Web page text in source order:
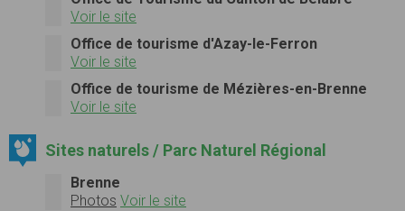
Voir le site
Office de tourisme d'Azay-le-Ferron
Voir le site
Office de tourisme de Mézières-en-Brenne
Voir le site
Sites naturels / Parc Naturel Régional
Brenne
Photos Voir le site